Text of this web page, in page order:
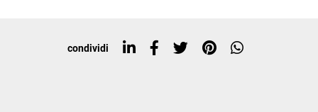
Top ricerche
condividi